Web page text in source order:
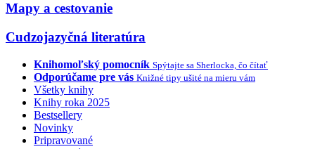
Mapy a cestovanie
Cudzojazyčná literatúra
Knihomoľský pomocník Spýtajte sa Sherlocka, čo čítať
Odporúčame pre vás Knižné tipy ušité na mieru vám
Všetky knihy
Knihy roka 2025
Bestsellery
Novinky
Pripravované